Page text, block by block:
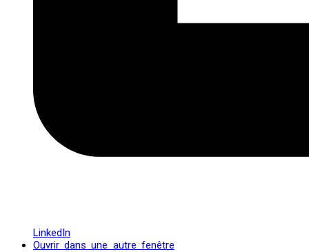
LinkedIn
Ouvrir dans une autre fenêtre